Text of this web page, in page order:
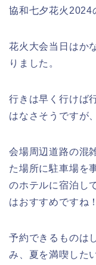
協和七夕花火2024
花火大会当日はか
りました。
行きは早く行けば
はなさそうですが
会場周辺道路の混
た場所に駐車場を
のホテルに宿泊し
はおすすめですね！
予約できるものは
み、夏を満喫した